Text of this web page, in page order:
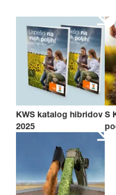
KWS katalog hibridov
2025
S